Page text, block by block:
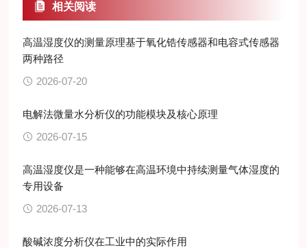
相关阅读
高温湿度仪的测量原理基于氧化锆传感器和电容式传感器
两种路径
2026-07-20
电解法微量水分析仪的功能模块及核心原理
2026-07-15
高温湿度仪是一种能够在高温环境中持续测量气体湿度的
专用设备
2026-07-13
酸碱浓度分析仪在工业中的实际作用